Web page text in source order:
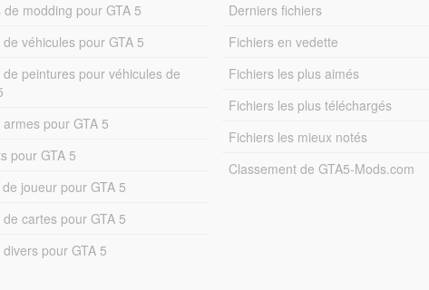
de modding pour GTA 5
de véhicules pour GTA 5
de peintures pour véhicules de
armes pour GTA 5
pour GTA 5
de joueur pour GTA 5
de cartes pour GTA 5
pour GTA 5
Derniers fichiers
Fichiers en vedette
Fichiers les plus aimés
Fichiers les plus téléchargés
Fichiers les mieux notés
Classement de GTA5-Mods.com